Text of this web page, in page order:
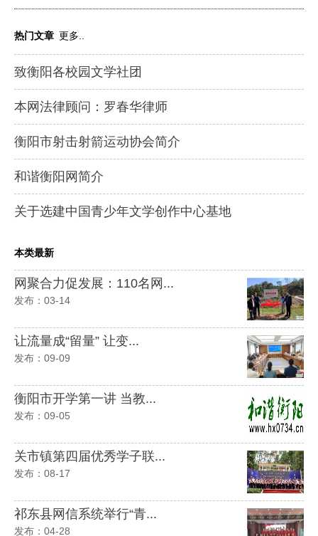
热门文章 更多..
致衡阳各校园文学社团
本网法律顾问：罗春华律师
衡阳市射击射箭运动协会简介
和谐衡阳网简介
关于选建中国青少年文学创作中心基地
本类最新
网聚合力促发展：110名网...
发布：03-14
让流量成“留量” 让变...
发布：09-09
衡阳市开学第一讲 当教...
发布：09-05
关市镇第四届优秀学子联...
发布：08-17
祁东县网信系统举行“青...
发布：04-28